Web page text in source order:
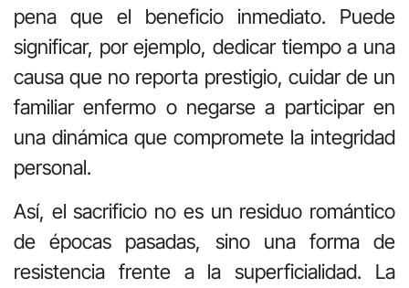
pena que el beneficio inmediato. Puede
significar, por ejemplo, dedicar tiempo a una
causa que no reporta prestigio, cuidar de un
familiar enfermo o negarse a participar en
una dinámica que compromete la integridad
personal.
Así, el sacrificio no es un residuo romántico
deépocas pasadas, sino una forma de
resistencia frente a la superficialidad. La